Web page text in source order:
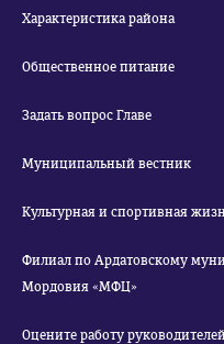
Характеристика района
Общественное питание
Задать вопрос Главе
Муниципальный вестник
Культурная и спортивная
Филиал по Ардатовскому
Мордовия «МФЦ»
Оцените работу